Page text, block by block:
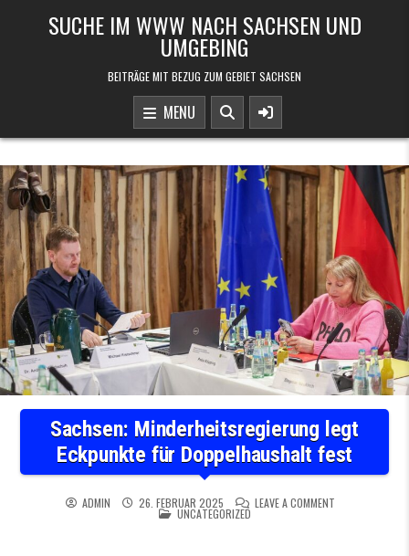
SUCHE IM WWW NACH SACHSEN UND
UMGEBING
BEITRÄGE MIT BEZUG ZUM GEBIET SACHSEN
MENU
Sachsen: Minderheitsregierung legt
Eckpunkte für Doppelhaushalt fest
ADMIN 26. FEBRUAR 2025 LEAVE A COMMENTON SACHSEN:
POSTED IN
UNCATEGORIZED